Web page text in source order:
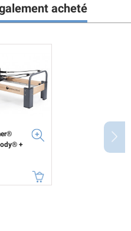
acheté
+